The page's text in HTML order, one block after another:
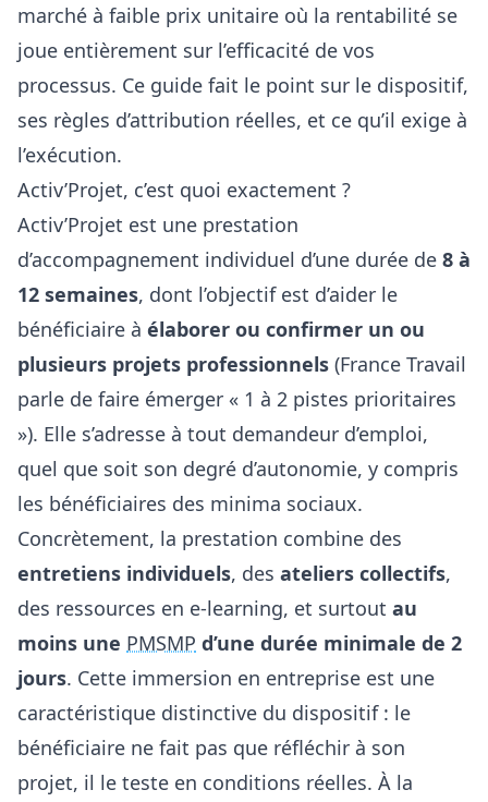
marché à faible prix unitaire où la rentabilité se
joue entièrement sur l’efficacité de vos
processus. Ce guide fait le point sur le dispositif,
ses règles d’attribution réelles, et ce qu’il exige à
l’exécution.
Activ’Projet, c’est quoi exactement ?
Activ’Projet est une prestation
d’accompagnement individuel d’une durée de 8 à
12 semaines, dont l’objectif est d’aider le
bénéficiaire à élaborer ou confirmer un ou
plusieurs projets professionnels (France Travail
parle de faire émerger « 1 à 2 pistes prioritaires
»). Elle s’adresse à tout demandeur d’emploi,
quel que soit son degré d’autonomie, y compris
les bénéficiaires des minima sociaux.
Concrètement, la prestation combine des
entretiens individuels, des ateliers collectifs,
des ressources en e-learning, et surtout au
moins une PMSMP d’une durée minimale de 2
jours. Cette immersion en entreprise est une
caractéristique distinctive du dispositif : le
bénéficiaire ne fait pas que réfléchir à son
projet, il le teste en conditions réelles. À la